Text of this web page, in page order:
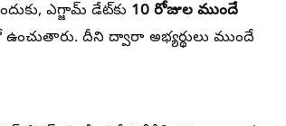
ఎగ్జామ్ డేట్‌కు 10 రోజుల ముందే
దీని ద్వారా అభ్యర్థులు ముందే